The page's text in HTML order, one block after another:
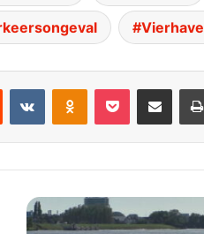
VKontakteOdnoklassniki
Pocket Deel via E-mail Print
Flinke
rookontwikkeling